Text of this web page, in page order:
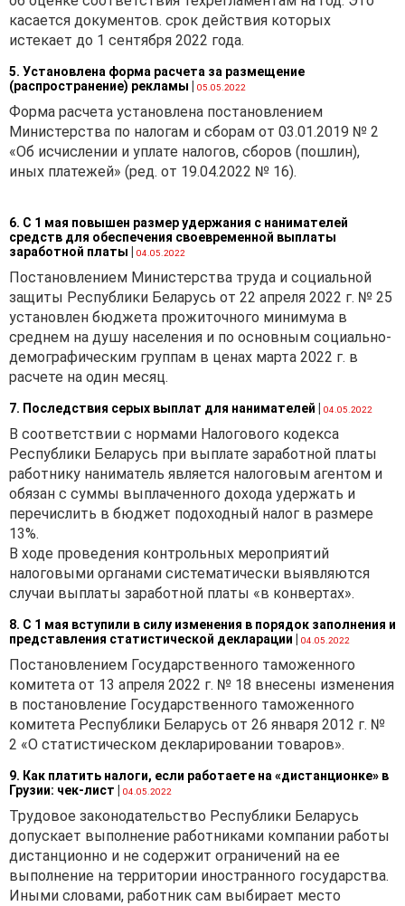
касается документов. срок действия которых
истекает до 1 сентября 2022 года.
5. Установлена форма расчета за размещение
(распространение) рекламы
05.05.2022
Форма расчета установлена постановлением
Министерства по налогам и сборам от 03.01.2019 № 2
«Об исчислении и уплате налогов, сборов (пошлин),
иных платежей» (ред. от 19.04.2022 № 16).
6. С 1 мая повышен размер удержания с нанимателей
средств для обеспечения своевременной выплаты
заработной платы
04.05.2022
Постановлением Министерства труда и социальной
защиты Республики Беларусь от 22 апреля 2022 г. № 25
установлен бюджета прожиточного минимума в
среднем на душу населения и по основным социально-
демографическим группам в ценах марта 2022 г. в
расчете на один месяц.
7. Последствия серых выплат для нанимателей 04.05.2022
В соответствии с нормами Налогового кодекса
Республики Беларусь при выплате заработной платы
работнику наниматель является налоговым агентом и
обязан с суммы выплаченного дохода удержать и
перечислить в бюджет подоходный налог в размере
13%.
В ходе проведения контрольных мероприятий
налоговыми органами систематически выявляются
случаи выплаты заработной платы «в конвертах».
8. С 1 мая вступили в силу изменения в порядок заполнения и
представления статистической декларации
04.05.2022
Постановлением Государственного таможенного
комитета от 13 апреля 2022 г. № 18 внесены изменения
в постановление Государственного таможенного
комитета Республики Беларусь от 26 января 2012 г. №
2 «О статистическом декларировании товаров».
9. Как платить налоги, если работаете на «дистанционке» в
Грузии: чек-лист
04.05.2022
Трудовое законодательство Республики Беларусь
допускает выполнение работниками компании работы
дистанционно и не содержит ограничений на ее
выполнение на территории иностранного государства.
Иными словами, работник сам выбирает место